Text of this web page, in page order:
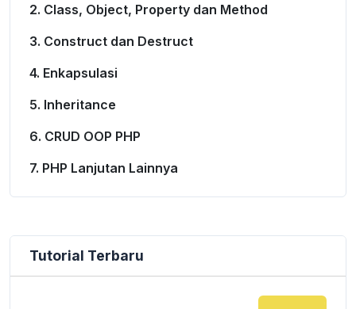
2. Class, Object, Property dan Method
3. Construct dan Destruct
4. Enkapsulasi
5. Inheritance
6. CRUD OOP PHP
7. PHP Lanjutan Lainnya
Tutorial Terbaru